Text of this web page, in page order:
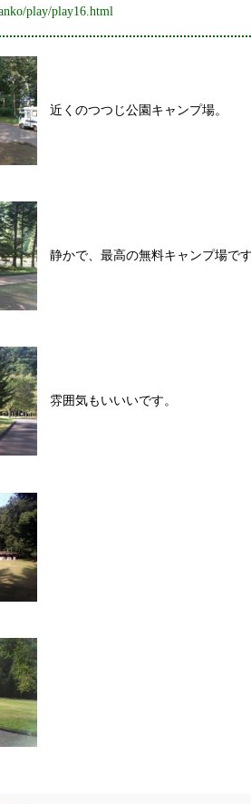
play/play16.html
近くのつつじ公園キャンプ場。
静かで、最高の無料キャンプ場で
雰囲気もいいいです。